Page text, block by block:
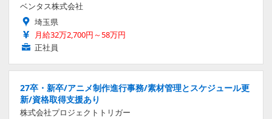
ベンタス株式会社
埼玉県
月給32万2,700円～58万円
正社員
27卒・新卒/アニメ制作進行事務/素材管理とスケジュール更
新/資格取得支援あり
株式会社プロジェクトトリガー